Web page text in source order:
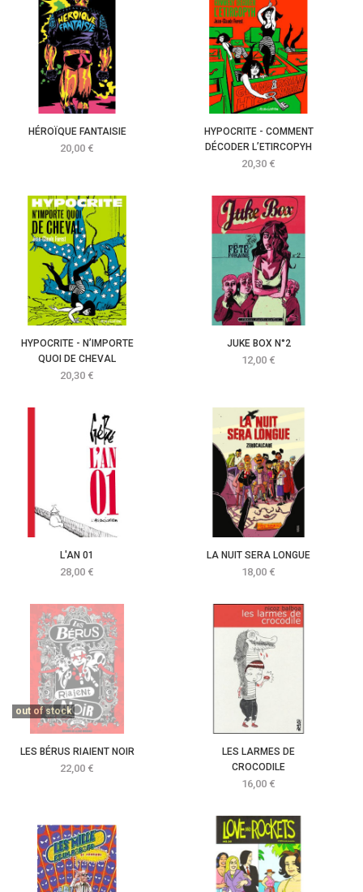
HÉROÏQUE FANTAISIE
Prix
20,00 €
HYPOCRITE - COMMENT
DÉCODER L’ETIRCOPYH
Prix
20,30 €
HYPOCRITE - N’IMPORTE
QUOI DE CHEVAL
Prix
20,30 €
JUKE BOX N°2
Prix
12,00 €
L'AN 01
Prix
28,00 €
LA NUIT SERA LONGUE
Prix
18,00 €
out of stock
LES BÉRUS RIAIENT NOIR
Prix
22,00 €
LES LARMES DE
CROCODILE
Prix
16,00 €